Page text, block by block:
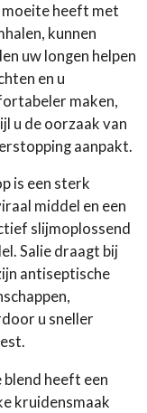
moeite heeft met
kunnen
uw longen helpen
en u
maken,
u de oorzaak van
aanpakt.
is een sterk
middel en een
slijmoplossend
Salie draagt bij
antiseptische
u sneller
blend heeft een
kruidensmaak